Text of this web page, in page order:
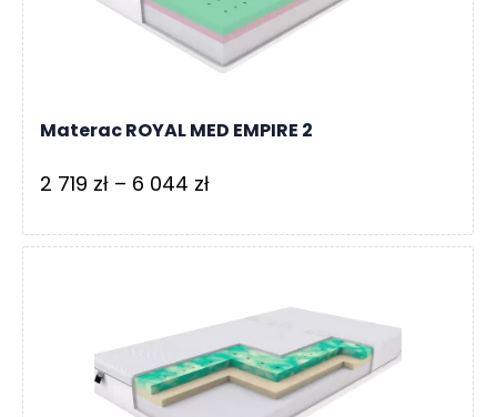
739 zł
Materac ROYAL MED EMPIRE 2
2 719 zł – 6 044 złZakres
od
719 zł
do
6
044 zł